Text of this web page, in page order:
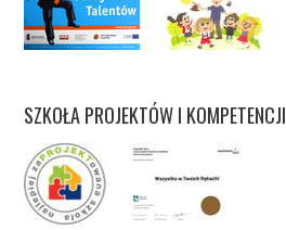
SZKOŁA PROJEKTÓW I KOMPETENCJI